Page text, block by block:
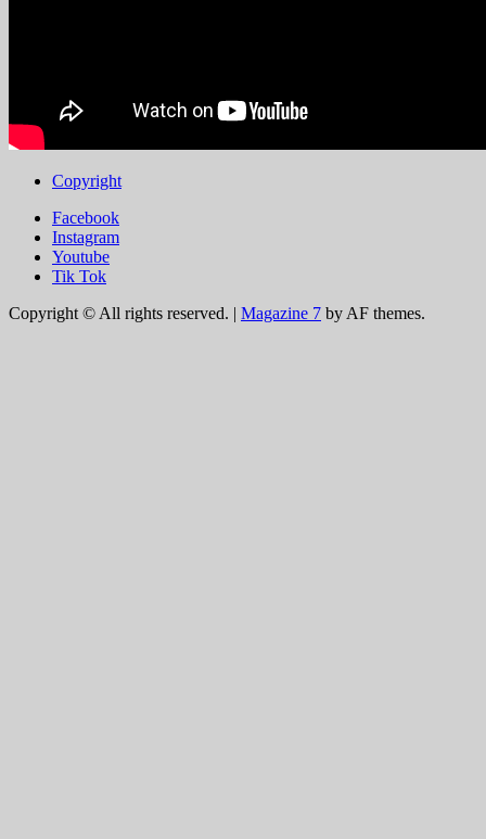
Copyright
Facebook
Instagram
Youtube
Tik Tok
Copyright © All rights reserved. | Magazine 7 by AF themes.